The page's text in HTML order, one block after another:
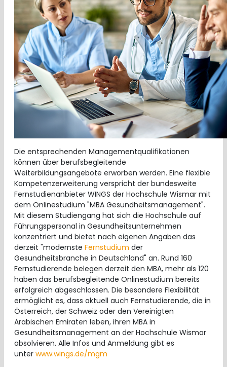
Die entsprechenden Managementqualifikationen
können über berufsbegleitende
Weiterbildungsangebote erworben werden. Eine flexible
Kompetenzerweiterung verspricht der bundesweite
Fernstudienanbieter WINGS der Hochschule Wismar mit
dem Onlinestudium "MBA Gesundheitsmanagement".
Mit diesem Studiengang hat sich die Hochschule auf
Führungspersonal in Gesundheitsunternehmen
konzentriert und bietet nach eigenen Angaben das
derzeit "modernste Fernstudium der
Gesundheitsbranche in Deutschland" an. Rund 160
Fernstudierende belegen derzeit den MBA, mehr als 120
haben das berufsbegleitende Onlinestudium bereits
erfolgreich abgeschlossen. Die besondere Flexibilität
ermöglicht es, dass aktuell auch Fernstudierende, die in
Österreich, der Schweiz oder den Vereinigten
Arabischen Emiraten leben, ihren MBA in
Gesundheitsmanagement an der Hochschule Wismar
absolvieren. Alle Infos und Anmeldung gibt es
unter www.wings.de/mgm